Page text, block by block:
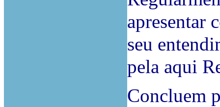
apresentar
seu
pela aqui
Concluem